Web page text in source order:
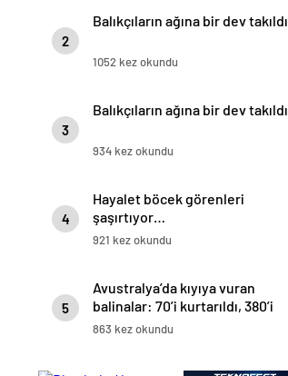
2
Balıkçıların ağına bir dev takıldı
1052 kez okundu
3
Balıkçıların ağına bir dev takıldı
934 kez okundu
4
Hayalet böcek görenleri
şaşırtıyor…
921 kez okundu
5
Avustralya’da kıyıya vuran
balinalar: 70’i kurtarıldı, 380’i
öldü
863 kez okundu